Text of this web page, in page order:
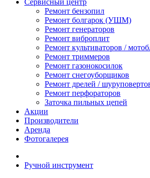
Сервисный центр
Ремонт бензопил
Ремонт болгарок (УШМ)
Ремонт генераторов
Ремонт виброплит
Ремонт культиваторов /
Ремонт триммеров
Ремонт газонокосилок
Ремонт снегоуборщиков
Ремонт дрелей /
Ремонт перфораторов
Заточка пильных цепей
Акции
Производители
Аренда
Фотогалерея
Ручной инструмент